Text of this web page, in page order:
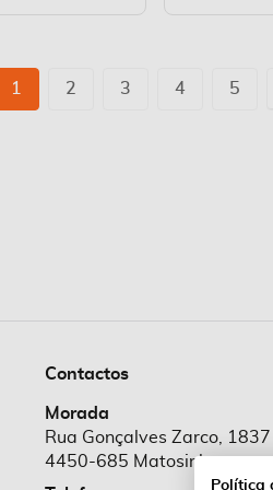
Página
Está de momento a ler a página
1 Página
2 Página
3 Página
4 5
Contactos
Morada
Rua Gonçalves Zarco, 1837
4450-685 Matosinhos
Política